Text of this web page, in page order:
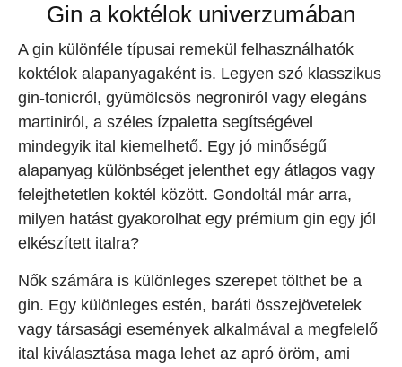
Gin a koktélok univerzumában
A gin különféle típusai remekül felhasználhatók
koktélok alapanyagaként is. Legyen szó klasszikus
gin-tonicról, gyümölcsös negroniról vagy elegáns
martiniról, a széles ízpaletta segítségével
mindegyik ital kiemelhető. Egy jó minőségű
alapanyag különbséget jelenthet egy átlagos vagy
felejthetetlen koktél között. Gondoltál már arra,
milyen hatást gyakorolhat egy prémium gin egy jól
elkészített italra?
Nők számára is különleges szerepet tölthet be a
gin. Egy különleges estén, baráti összejövetelek
vagy társasági események alkalmával a megfelelő
ital kiválasztása maga lehet az apró öröm, ami